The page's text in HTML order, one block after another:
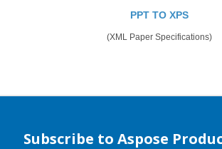
PPT TO XPS
(XML Paper Specifications)
Subscribe to Aspose